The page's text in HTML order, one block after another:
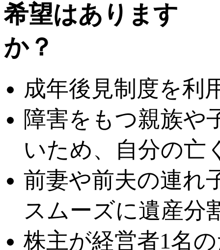
成年後見制度を利
障害をもつ親族や
いため、自分の亡
前妻や前夫の連れ
スムーズに遺産分
株主が経営者1名